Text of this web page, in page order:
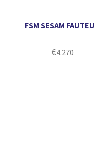
FSM SESAM
€4.270